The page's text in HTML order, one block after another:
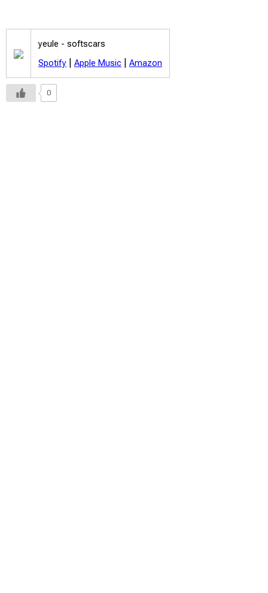
yeule - softscars
Spotify
Apple Music Amazon
0